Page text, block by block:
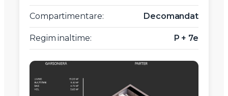
Compartimentare: Decomandat
Regim inaltime: P + 7e